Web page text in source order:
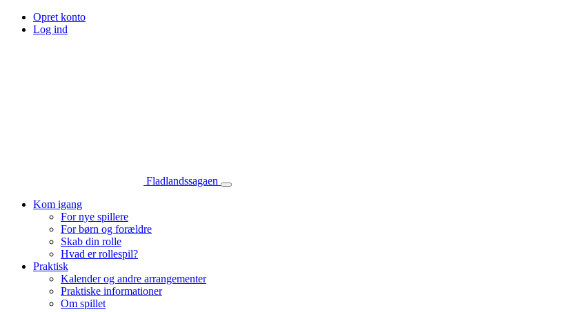
Opret konto
Log ind
Fladlandssagaen
Kom igang
For nye spillere
For børn og forældre
Skab din rolle
Hvad er rollespil?
Praktisk
Kalender og andre arrangementer
Praktiske informationer
Om spillet